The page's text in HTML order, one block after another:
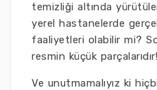
temizliği altında
yerel hastanelerde
faaliyetleri olabilir mi?
resmin küçük parçalarıdır!
Ve unutmamalıyız ki